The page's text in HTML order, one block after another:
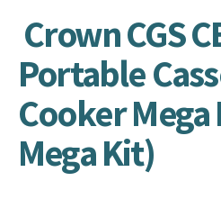
Crown CGS
Portable
Cooker Mega
Mega Kit)